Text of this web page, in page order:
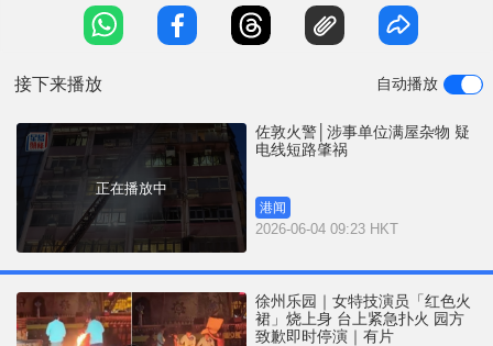
e
有浓烟冒出。人员接报到场，消防员将火救熄，并于
一楼梯发现叶男，他疑吸入浓烟，昏迷被送往伊利沙
接下来播放 自动播放
正在播放中
佐敦火警│涉事单位满屋杂物 疑
电线短路肇祸
港闻
2026-06-04 09:23 HKT
徐州乐园｜女特技演员「红色火
裙」烧上身 台上紧急扑火 园方
致歉即时停演｜有片